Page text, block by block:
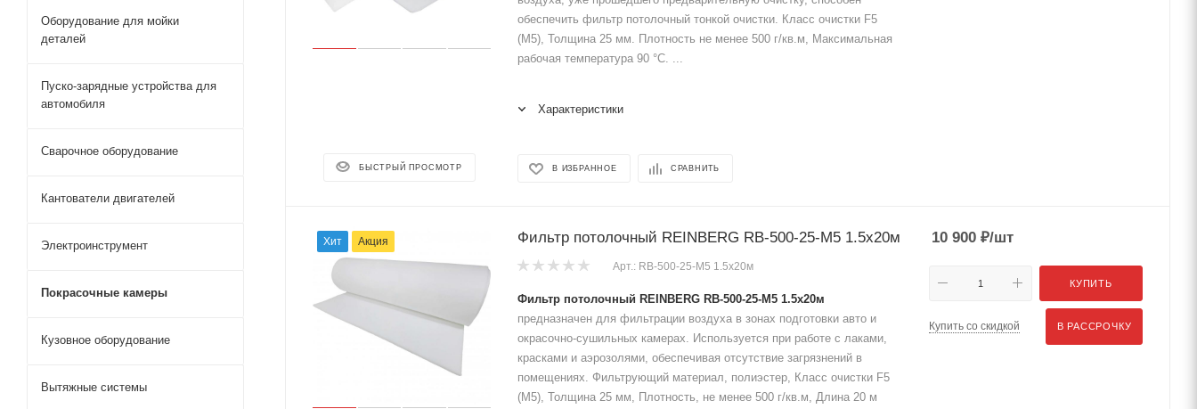
БЫСТРЫЙ ПРОСМОТР
обеспечить фильтр потолочный тонкой очистки. Класс очистки F5
(M5), Толщина 25 мм. Плотность не менее 500 г/кв.м, Максимальная
рабочая температура 90 °C. ...
Характеристики
В ИЗБРАННОЕ СРАВНИТЬ
Хит Акция Фильтр потолочный REINBERG RB-500-25-М5 1.5x20м
Арт.: RB-500-25-М5 1.5x20м
Фильтр потолочный REINBERG RB-500-25-М5 1.5x20м
предназначен для фильтрации воздуха в зонах подготовки авто и
окрасочно-сушильных камерах. Используется при работе с лаками,
красками и аэрозолями, обеспечивая отсутствие загрязнений в
помещениях. Фильтрующий материал, полиэстер, Класс очистки F5
(M5), Толщина 25 мм, Плотность, не менее 500 г/кв.м, Длина 20 м
10 900 ₽/шт
КУПИТЬ
Купить со скидкой В РАССРОЧКУ
Оборудование для мойки
деталей
Пуско-зарядные устройства для
автомобиля
Сварочное оборудование
Кантователи двигателей
Электроинструмент
Покрасочные камеры
Кузовное оборудование
Вытяжные системы